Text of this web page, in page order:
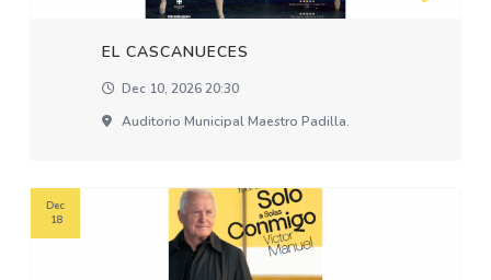
EL CASCANUECES
Dec 10, 2026 20:30
Auditorio Municipal Maestro Padilla.
Dec
18